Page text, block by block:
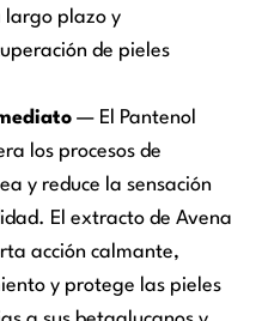
largo plazo y
de pieles
— El Pantenol
los procesos de
y reduce la sensación
El extracto de Avena
acción calmante,
y protege las pieles